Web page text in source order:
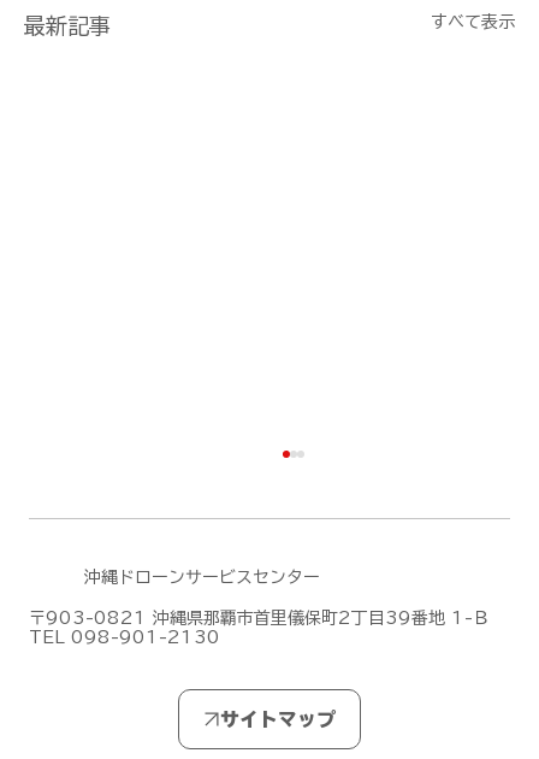
最新記事 すべて表示
DJIがMic Mini シリーズの新作「DJI
沖縄ドローンサービスセンター
〒903-0821 沖縄県那覇市首里儀保町2丁目39番地 1-Ｂ
TEL 098-901-2130